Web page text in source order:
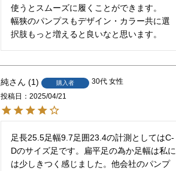
使うとスムーズに履くことができます。
幅狭のパンプスもデザイン・カラー共に選
択肢もっと増えると良いなと思います。
純 1 購入者 30代 女性
投稿日
2025/04/21
足長25.5足幅9.7足囲23.4の計測としてはC-
Dのサイズ足です。扁平足の為か足幅は私に
は少しきつく感じました。他会社のパンプ